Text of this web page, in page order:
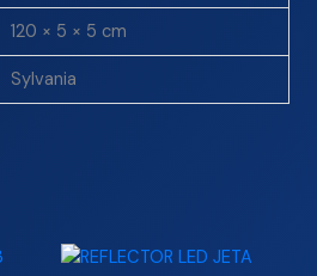
120 × 5 × 5 cm
Sylvania